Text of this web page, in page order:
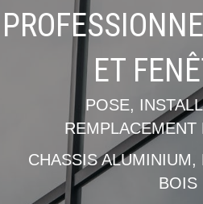
ET
POSE,
REMPLACEMENT
CHASSIS ALUMINIUM,
BOIS